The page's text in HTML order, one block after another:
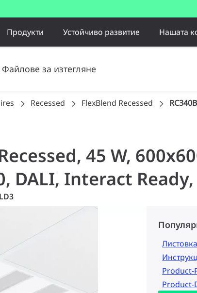
Продукти Устойчиво развитие Нашата
Файлове за изтегляне
Recessed FlexBlend Recessed
45 W,
DALI, Interact Ready,
Product-
Product-